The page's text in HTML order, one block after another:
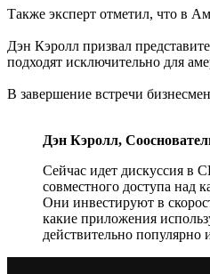
Также эксперт отметил, что в
Дэн Кэролл призвал
подходят исключительно для
В завершение встречи
Дэн Кэролл,
Сейчас идет дискуссия в
совместного доступа над
Они инвестируют в
какие приложения
действительно популярно